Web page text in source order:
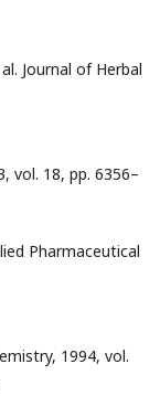
Journal of Herbal
vol. 18, pp. 6356–
Pharmaceutical
1994, vol.